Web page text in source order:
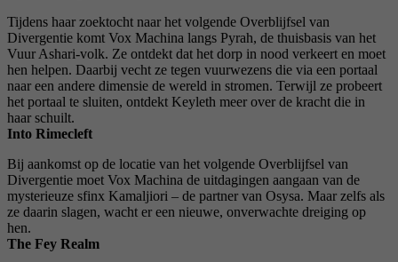
Tijdens haar zoektocht naar het volgende Overblijfsel van
Divergentie komt Vox Machina langs Pyrah, de thuisbasis van het
Vuur Ashari-volk. Ze ontdekt dat het dorp in nood verkeert en moet
hen helpen. Daarbij vecht ze tegen vuurwezens die via een portaal
naar een andere dimensie de wereld in stromen. Terwijl ze probeert
het portaal te sluiten, ontdekt Keyleth meer over de kracht die in
haar schuilt.
Into Rimecleft
Bij aankomst op de locatie van het volgende Overblijfsel van
Divergentie moet Vox Machina de uitdagingen aangaan van de
mysterieuze sfinx Kamaljiori – de partner van Osysa. Maar zelfs als
ze daarin slagen, wacht er een nieuwe, onverwachte dreiging op
hen.
The Fey Realm